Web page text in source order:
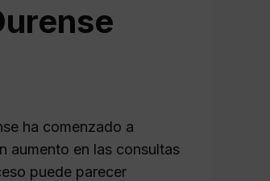
ha comenzado a
aumento en las consultas
puede parecer